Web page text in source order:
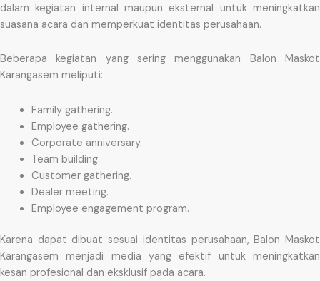
dalam kegiatan internal maupun eksternal untuk meningkatkan
suasana acara dan memperkuat identitas perusahaan.
Beberapa kegiatan yang sering menggunakan Balon Maskot
Karangasem meliputi:
Family gathering.
Employee gathering.
Corporate anniversary.
Team building.
Customer gathering.
Dealer meeting.
Employee engagement program.
Karena dapat dibuat sesuai identitas perusahaan, Balon Maskot
Karangasem menjadi media yang efektif untuk meningkatkan
kesan profesional dan eksklusif pada acara.